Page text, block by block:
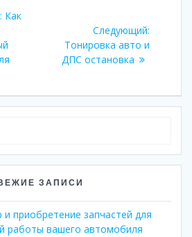
Предыдущая
Как
Следующий:
Тонировка авто и
ДПС остановка
ЗАПИСИ
приобретение запчастей для
работы вашего автомобиля